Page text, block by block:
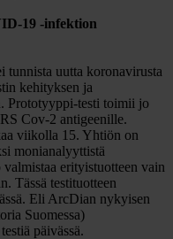
19 -infektion
uutta koronavirusta
kehityksen ja
Prototyyppi-testi toimii jo
Cov-2 antigeenille.
viikolla 15. Yhtiön on
monianalyyttistä
erityistuotteen vain
Tässä testituotteen
Eli ArcDian nykyisen
Suomessa)
päivässä.